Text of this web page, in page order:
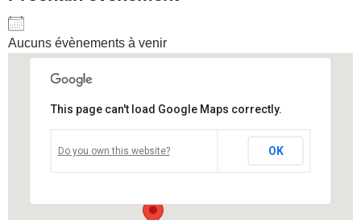
Aucuns évènements à venir
Casa Teatro Ragazzi e Giovani - Turin
Voir Évènements
This page can't load Google Maps correctly.
Do you own this website? OK